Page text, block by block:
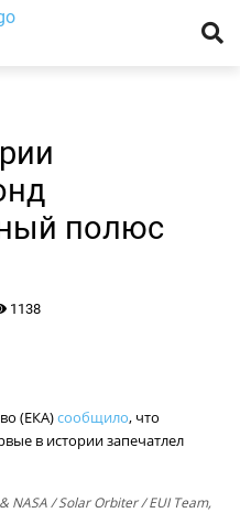
полюс
1138
(ЕКА)сообщило, что
в истории запечатлел
NASA / Solar Orbiter / EUI Team,